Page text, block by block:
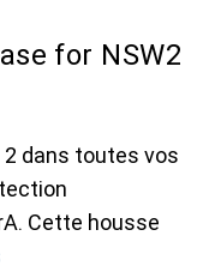
for NSW2
dans toutes vos
Cette housse